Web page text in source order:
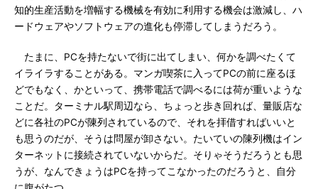
知的生産活動を増幅する機械を有効に利用する機会は激減し、ハ
ードウェアやソフトウェアの進化も停滞してしまうだろう。
たまに、PCを持たないで街に出てしまい、何かを調べたくて
イライラすることがある。マンガ喫茶に入ってPCの前に座るほ
どでもなく、かといって、携帯電話で調べるには荷が重いような
ことだ。ターミナル駅周辺なら、ちょっと歩き回れば、量販店な
どに各社のPCが陳列されているので、それを拝借すればいいと
も思うのだが、そうは問屋が卸さない。たいていの陳列機はイン
ターネットに接続されていないからだ。そりゃそうだろうとも思
うが、なんできょうはPCを持ってこなかったのだろうと、自分